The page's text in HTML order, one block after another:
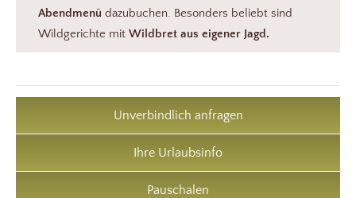
Abendmenü dazubuchen. Besonders beliebt sind
Wildgerichte mit Wildbret aus eigener Jagd.
Unverbindlich anfragen
Ihre Urlaubsinfo
Pauschalen